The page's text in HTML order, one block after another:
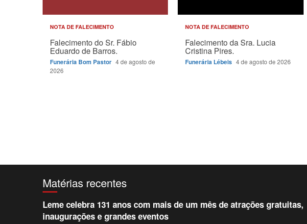
NOTA DE FALECIMENTO
Falecimento do Sr. Fábio
Eduardo de Barros.
Funerária Bom Pastor 4 de agosto de
2026
NOTA DE FALECIMENTO
Falecimento da Sra. Lucia
Cristina Pires.
Funerária Lébeis 4 de agosto de 2026
Matérias recentes
Leme celebra 131 anos com mais de um mês de atrações gratuitas,
inaugurações e grandes eventos